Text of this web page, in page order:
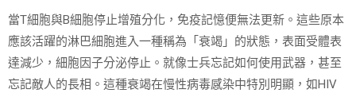
當T細胞與B細胞停止增殖分化，免疫記憶便無法更新。這些原本
應該活躍的淋巴細胞進入一種稱為「衰竭」的狀態，表面受體表
達減少，細胞因子分泌停止。就像士兵忘記如何使用武器，甚至
忘記敵人的長相。這種衰竭在慢性病毒感染中特別明顯，如HIV